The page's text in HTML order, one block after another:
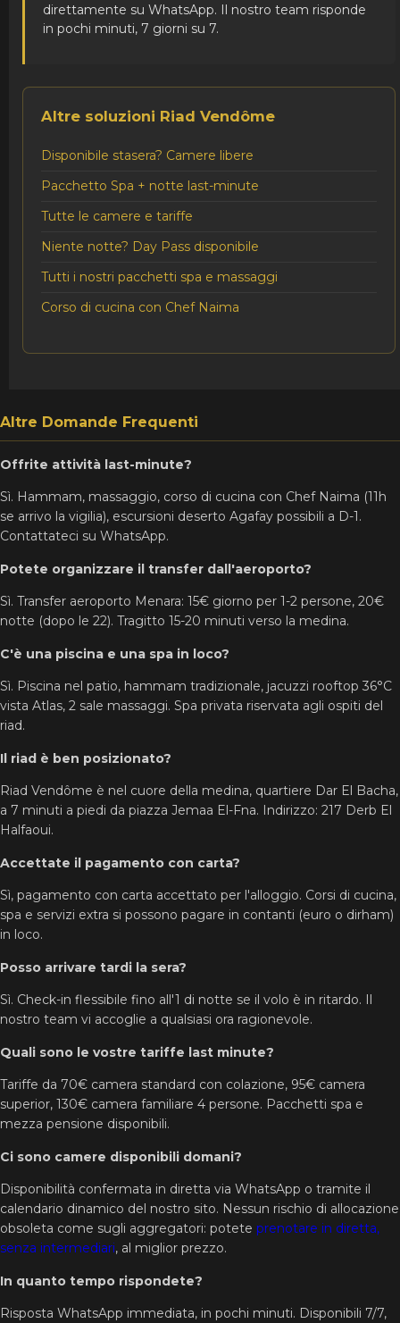
direttamente su WhatsApp. Il nostro team risponde
in pochi minuti, 7 giorni su 7.
Altre soluzioni Riad Vendôme
Disponibile stasera? Camere libere
Pacchetto Spa + notte last-minute
Tutte le camere e tariffe
Niente notte? Day Pass disponibile
Tutti i nostri pacchetti spa e massaggi
Corso di cucina con Chef Naima
Altre Domande Frequenti
Offrite attività last-minute?
Sì. Hammam, massaggio, corso di cucina con Chef Naima (11h
se arrivo la vigilia), escursioni deserto Agafay possibili a D-1.
Contattateci su WhatsApp.
Potete organizzare il transfer dall'aeroporto?
Sì. Transfer aeroporto Menara: 15€ giorno per 1-2 persone, 20€
notte (dopo le 22). Tragitto 15-20 minuti verso la medina.
C'è una piscina e una spa in loco?
Sì. Piscina nel patio, hammam tradizionale, jacuzzi rooftop 36°C
vista Atlas, 2 sale massaggi. Spa privata riservata agli ospiti del
riad.
Il riad è ben posizionato?
Riad Vendôme è nel cuore della medina, quartiere Dar El Bacha,
a 7 minuti a piedi da piazza Jemaa El-Fna. Indirizzo: 217 Derb El
Halfaoui.
Accettate il pagamento con carta?
Sì, pagamento con carta accettato per l'alloggio. Corsi di cucina,
spa e servizi extra si possono pagare in contanti (euro o dirham)
in loco.
Posso arrivare tardi la sera?
Sì. Check-in flessibile fino all'1 di notte se il volo è in ritardo. Il
nostro team vi accoglie a qualsiasi ora ragionevole.
Quali sono le vostre tariffe last minute?
Tariffe da 70€ camera standard con colazione, 95€ camera
superior, 130€ camera familiare 4 persone. Pacchetti spa e
mezza pensione disponibili.
Ci sono camere disponibili domani?
Disponibilità confermata in diretta via WhatsApp o tramite il
calendario dinamico del nostro sito. Nessun rischio di allocazione
obsoleta come sugli aggregatori: potete prenotare in diretta,
senza intermediari, al miglior prezzo.
In quanto tempo rispondete?
Risposta WhatsApp immediata, in pochi minuti. Disponibili 7/7,